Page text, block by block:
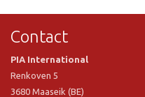
Contact
PIA International
Renkoven 5
3680 Maaseik (BE)